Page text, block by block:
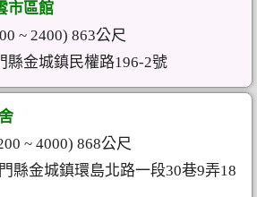
市區館
~ 2400) 863公尺
縣金城鎮民權路196-2號
~ 4000) 868公尺
縣金城鎮環島北路一段30巷9弄18